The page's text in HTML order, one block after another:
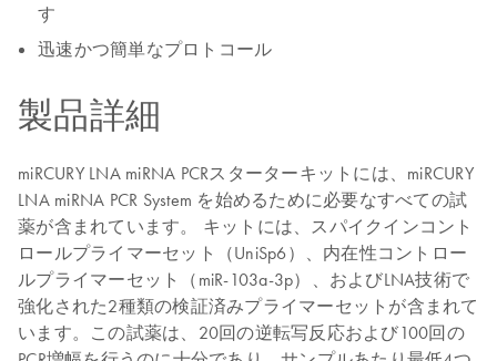
す
迅速かつ簡単なプロトコール
製品詳細
miRCURY LNA miRNA PCRスターターキットには、miRCURY
LNA miRNA PCR System を始めるために必要なすべての試
薬が含まれています。 キットには、スパイクインコント
ロールプライマーセット（UniSp6）、内在性コントロー
ルプライマーセット（miR-103a-3p）、およびLNA技術で
強化された2種類の検証済みプライマーセットが含まれて
います。この試薬は、20回の逆転写反応および100回の